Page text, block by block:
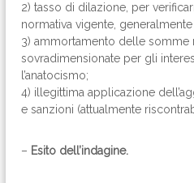
2) tasso di dilazione, per
normativa vigente,
3) ammortamento delle somme
sovradimensionate per gli
l’anatocismo;
4) illegittima applicazione
e sanzioni (attualmente
– Esito dell’indagine.